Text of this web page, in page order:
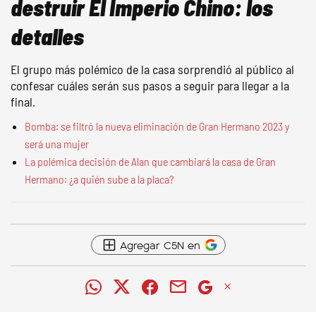
destruir El Imperio Chino: los
detalles
El grupo más polémico de la casa sorprendió al público al
confesar cuáles serán sus pasos a seguir para llegar a la
final.
Bomba: se filtró la nueva eliminación de Gran Hermano 2023 y
será una mujer
La polémica decisión de Alan que cambiará la casa de Gran
Hermano: ¿a quién sube a la placa?
Agregar C5N en